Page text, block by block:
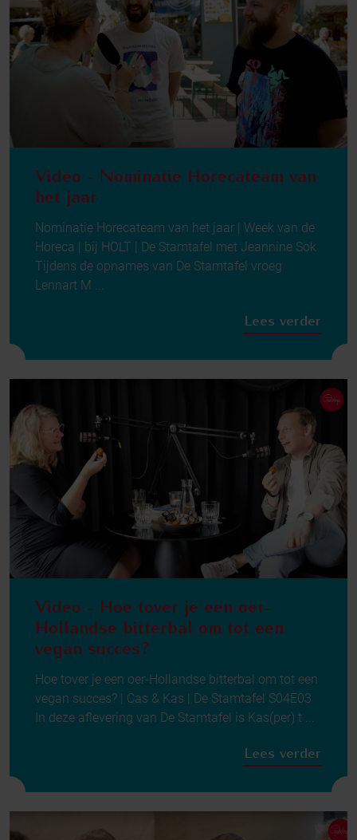
Video - Nominatie Horecateam van
het jaar
Nominatie Horecateam van het jaar | Week van de
Horeca | bij HOLT | De Stamtafel met Jeannine Sok
Tijdens de opnames van De Stamtafel vroeg
Lennart M ...
Lees verder
Video - Hoe tover je een oer-
Hollandse bitterbal om tot een
vegan succes?
Hoe tover je een oer-Hollandse bitterbal om tot een
vegan succes? | Cas & Kas | De Stamtafel S04E03
In deze aflevering van De Stamtafel is Kas(per) t ...
Lees verder